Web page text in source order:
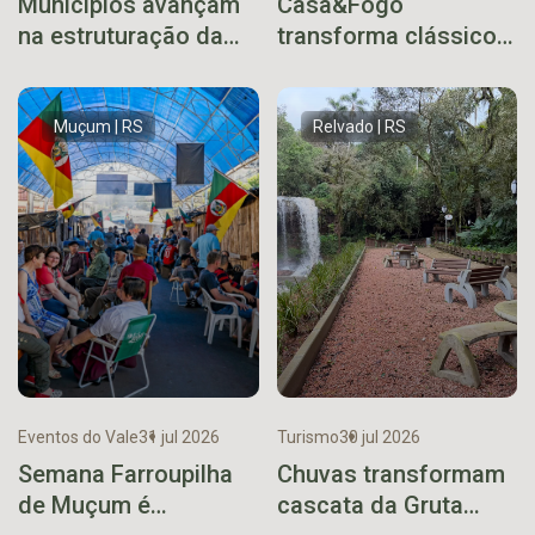
na estruturação da
reunião técnica
transforma clássico
gaúcho
Muçum | RS
Eventos do Vale31 jul 2026
Semana Farroupilha
de Muçum é
Relvado | RS
Turismo30 jul 2026
Chuvas transformam
cascata da Gruta